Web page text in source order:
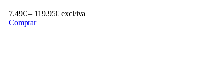
7.49€ – 119.95€ excl/iva
Comprar